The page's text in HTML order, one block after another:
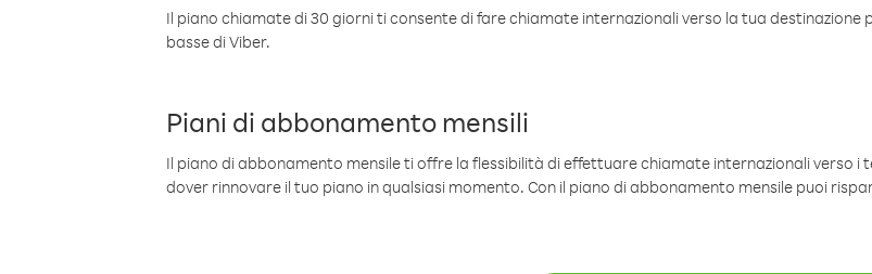
Il piano chiamate di 30 giorni ti consente di fare chiamate internazionali verso la tua
basse di Viber.
Piani di abbonamento mensili
Il piano di abbonamento mensile ti offre la flessibilità di effettuare chiamate internazionali verso i
dover rinnovare il tuo piano in qualsiasi momento. Con il piano di abbonamento mensile puoi